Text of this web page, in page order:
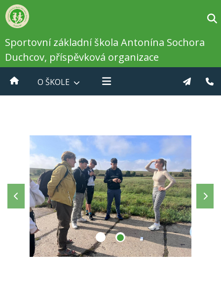
Sportovní základní škola Antonína Sochora
Duchcov, příspěvková organizace
O ŠKOLE